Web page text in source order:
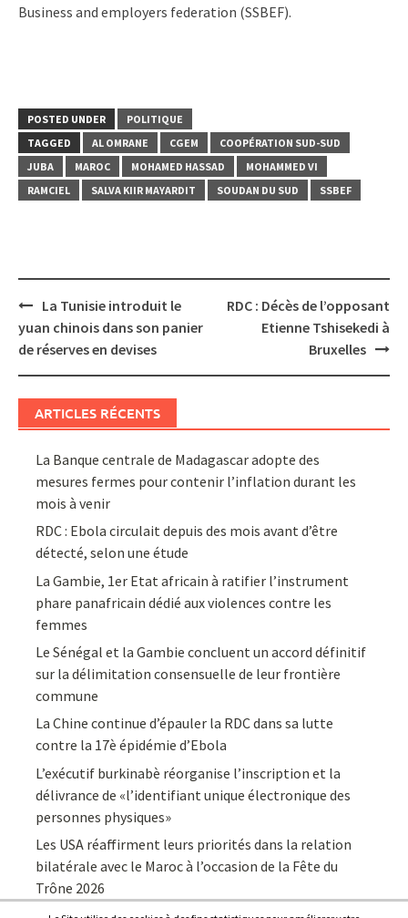
Business and employers federation (SSBEF).
POSTED UNDER
POLITIQUE
TAGGED
AL OMRANE CGEM
COOPÉRATION SUD-SUD
JUBA
MAROC MOHAMED HASSAD
MOHAMMED VI
RAMCIEL
SALVA KIIR MAYARDIT SOUDAN DU SUD SSBEF
Post
navigation
La Tunisie introduit le
yuan chinois dans son panier
de réserves en devises
RDC : Décès de l’opposant
Etienne Tshisekedi à
Bruxelles
ARTICLES RÉCENTS
La Banque centrale de Madagascar adopte des
mesures fermes pour contenir l’inflation durant les
mois à venir
RDC : Ebola circulait depuis des mois avant d’être
détecté, selon une étude
La Gambie, 1er Etat africain à ratifier l’instrument
phare panafricain dédié aux violences contre les
femmes
Le Sénégal et la Gambie concluent un accord définitif
sur la délimitation consensuelle de leur frontière
commune
La Chine continue d’épauler la RDC dans sa lutte
contre la 17è épidémie d’Ebola
L’exécutif burkinabè réorganise l’inscription et la
délivrance de «l’identifiant unique électronique des
personnes physiques»
Les USA réaffirment leurs priorités dans la relation
bilatérale avec le Maroc à l’occasion de la Fête du
Trône 2026